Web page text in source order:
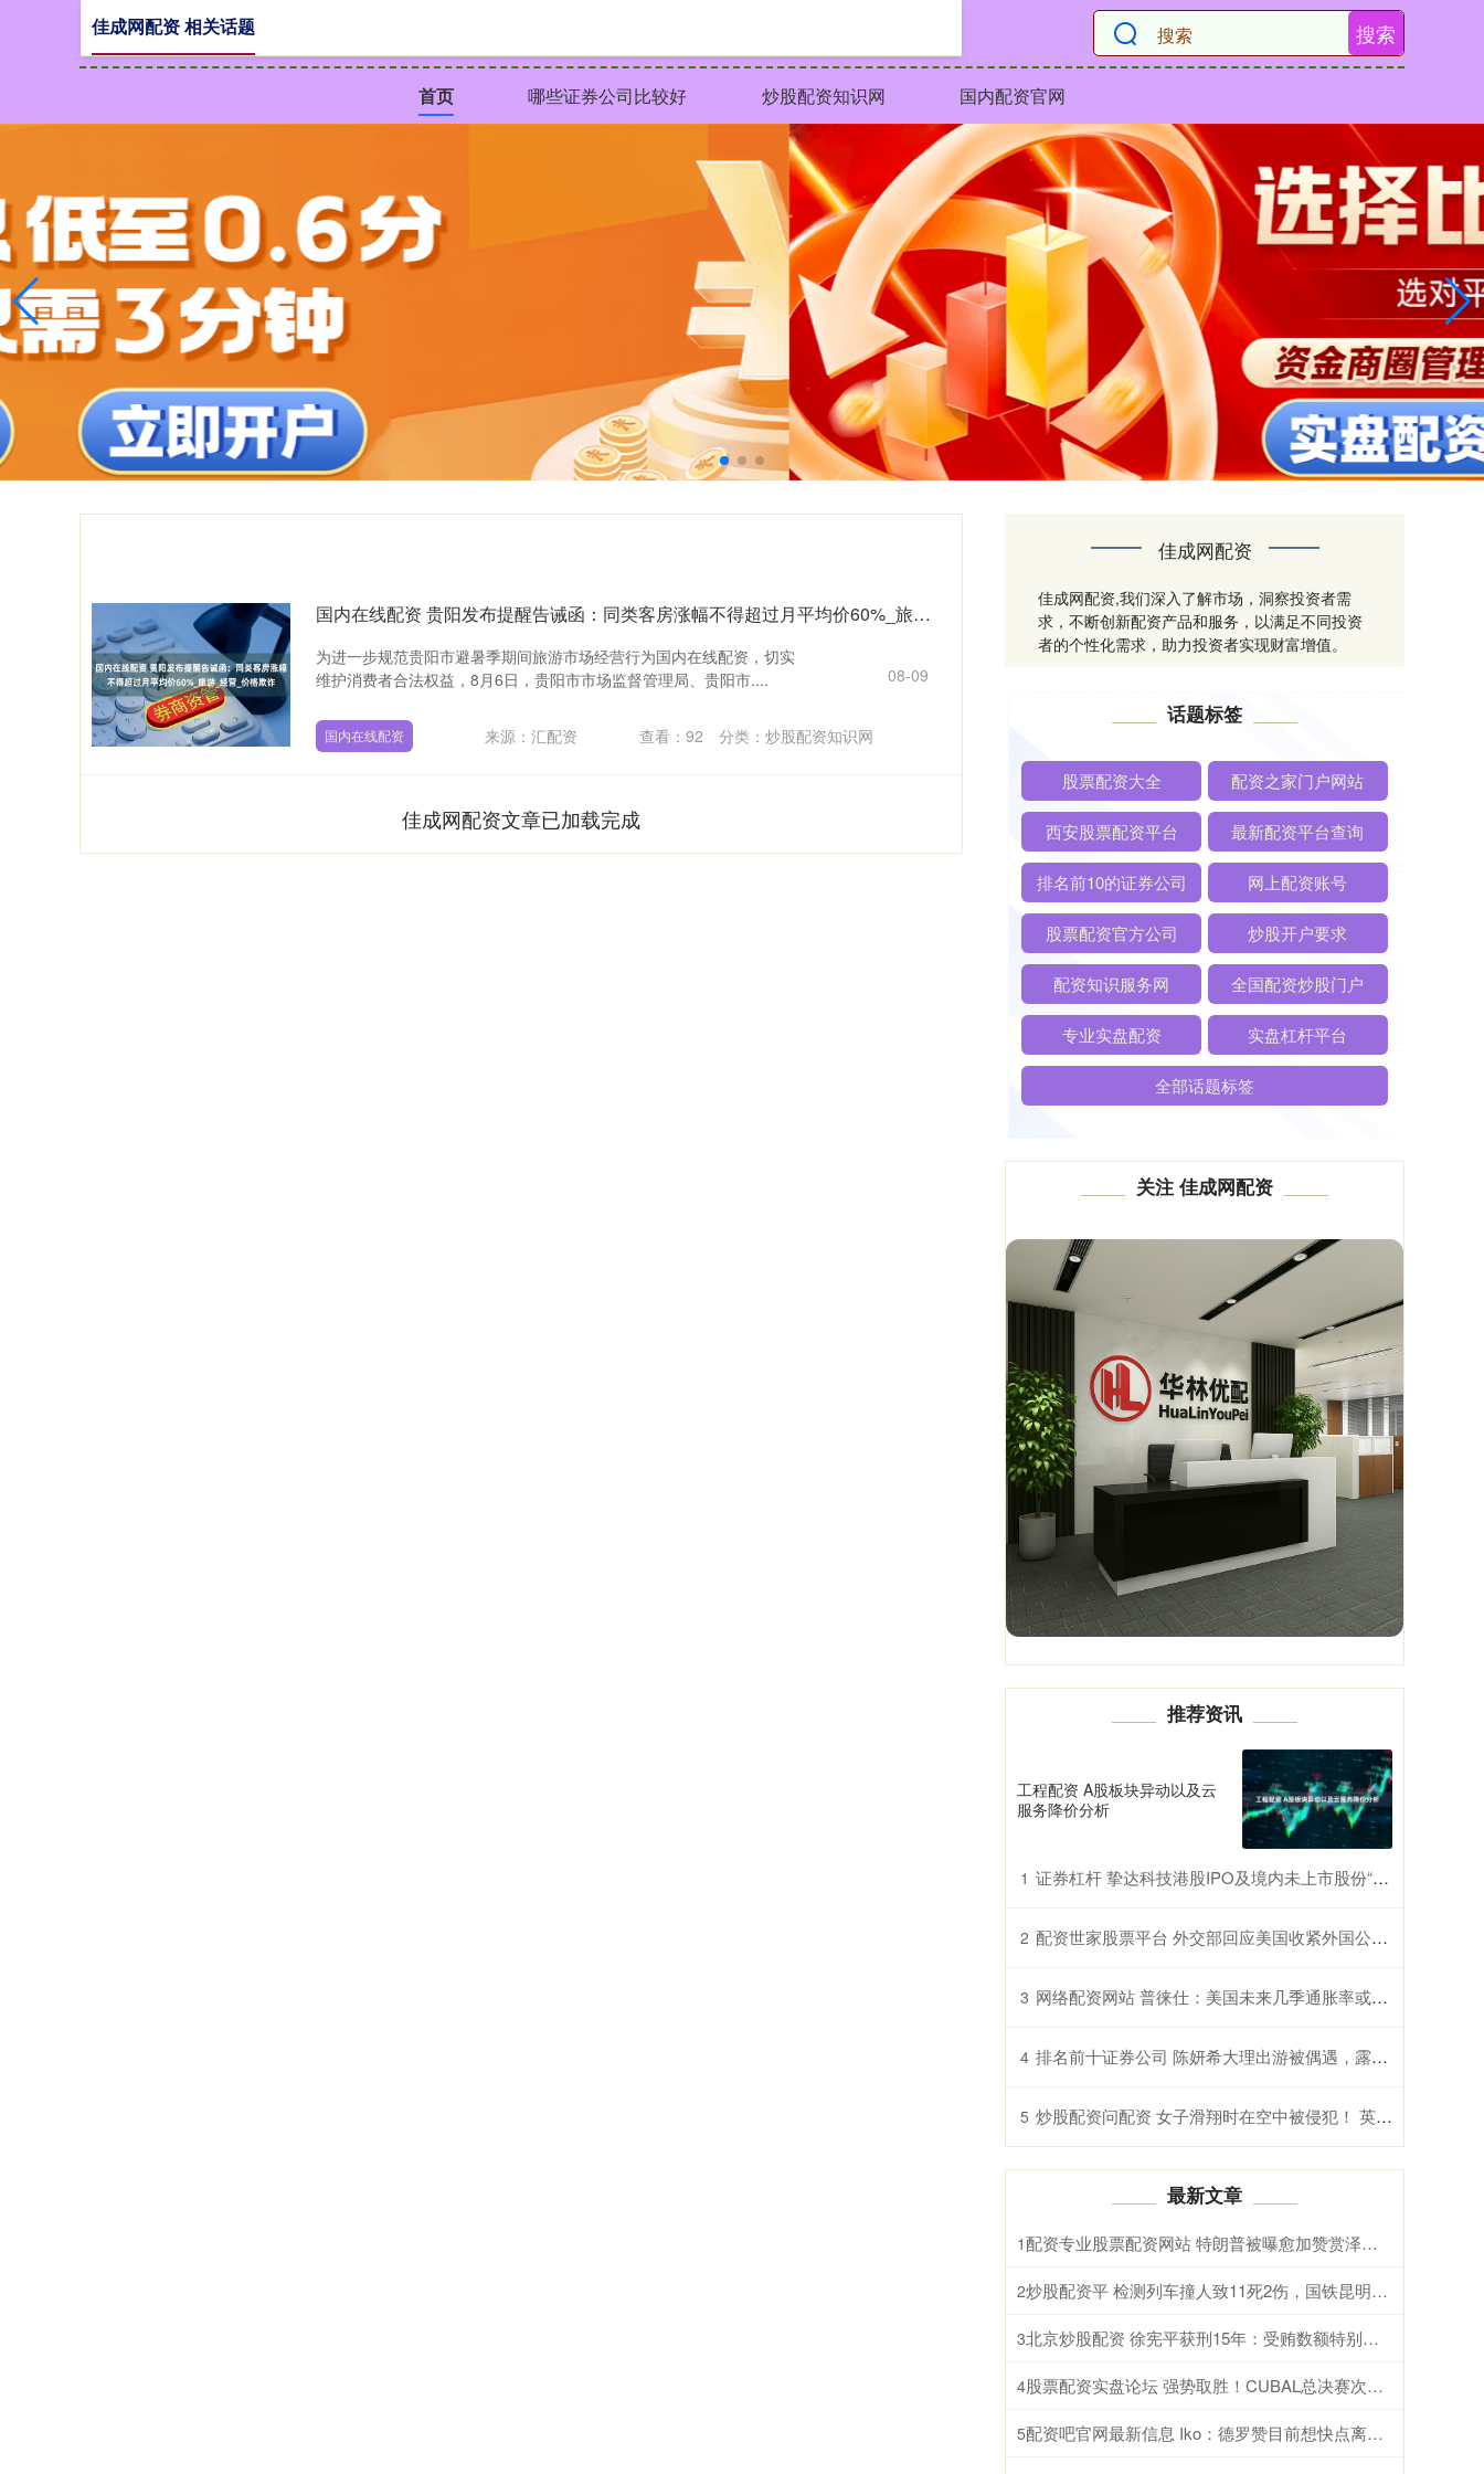
搜索
首页 哪些证券公司比较好 炒股配资知识网 国内配资官网
佳成网配资 相关话题
国内在线配资 贵阳发布提醒告诫函：同类客房涨幅不得超过月平均价60%_旅游_经营_价格欺诈
为进一步规范贵阳市避暑季期间旅游市场经营行为国内在线配资，切实
维护消费者合法权益，8月6日，贵阳市市场监督管理局、贵阳市....
08-09
国内在线配资 来源：汇配资 查看： 92 分类： 炒股配资知识网
佳成网配资文章已加载完成
佳成网配资
佳成网配资,我们深入了解市场，洞察投资者需
求，不断创新配资产品和服务，以满足不同投资
者的个性化需求，助力投资者实现财富增值。
话题标签
股票配资大全 配资之家门户网站
西安股票配资平台 最新配资平台查询
排名前10的证券公司 网上配资账号
股票配资官方公司 炒股开户要求
配资知识服务网 全国配资炒股门户
专业实盘配资 实盘杠杆平台
全部话题标签
关注 佳成网配资
推荐资讯
工程配资 A股板块异动以及云
服务降价分析
1 证券杠杆 挚达科技港股IPO及境内未上市股份“全流通”获中国证监会备案
2 配资世家股票平台 外交部回应美国收紧外国公司在美上市
3 网络配资网站 普徕仕：美国未来几季通胀率或高过4% 但经济前景仍谨慎乐观
4 排名前十证券公司 陈妍希大理出游被偶遇，露背长裙惊艳众人，离婚后状态回春似少女_陈晓_身材_生活习惯
5 炒股配资问配资 女子滑翔时在空中被侵犯！ 英国52岁女游客， 在突尼斯旅游时，竟然被拉开比基尼_相关_旅行_项目
最新文章
1 配资专业股票配资网站 特朗普被曝愈加赞赏泽连斯基，却愈加冷落内塔尼亚胡，态度逆转背后发生了什么？
2 炒股配资平 检测列车撞人致11死2伤，国铁昆明局被罚300万元
3 北京炒股配资 徐宪平获刑15年：受贿数额特别巨大，到案后如实供述罪行，主动交代办案机关尚未掌握的部分受贿事实，认罪悔罪，积极退赃
4 股票配资实盘论坛 强势取胜！CUBAL总决赛次回合北师大击败北大扳回一城
5 配资吧官网最新信息 Iko：德罗赞目前想快点离开国王 不管是通过被裁还是被交易